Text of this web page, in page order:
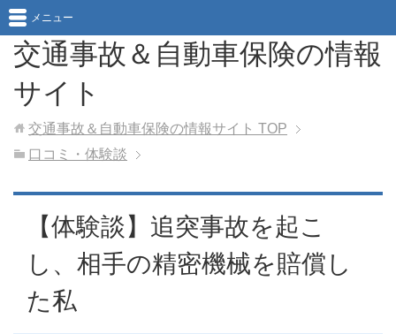
交通事故＆自動車保険の情報
サイト
メニュー
交通事故＆自動車保険の情報サイト TOP
口コミ・体験談
【体験談】追突事故を起こ
し、相手の精密機械を賠償し
た私